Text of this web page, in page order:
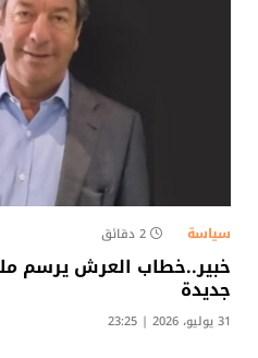
سياسة 2 دقائق
خبير..خطاب العرش يرسم
جديدة
31 يوليو، 2026 | 23:25